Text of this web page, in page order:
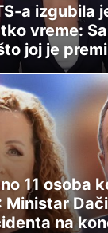
a izgubila
vreme:
joj je
11 osoba
Ministar
na